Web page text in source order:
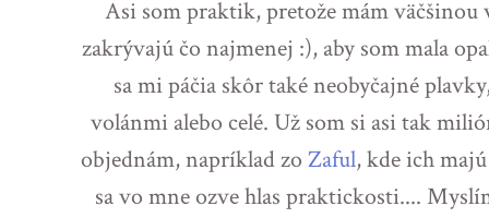
Asi som praktik, pretože mám
zakrývajú čo najmenej :), aby som mala
sa mi páčia skôr také neobyčajné
volánmi alebo celé. Už som si asi tak
objednám, napríklad zo Zaful, kde ich
sa vo mne ozve hlas praktickosti....